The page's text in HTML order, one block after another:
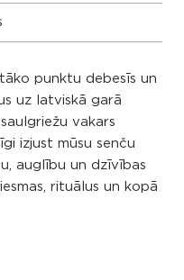
punktu debesīs un
uz latviskā garā
vakars
izjust mūsu senču
auglību un dzīvības
rituālus un kopā